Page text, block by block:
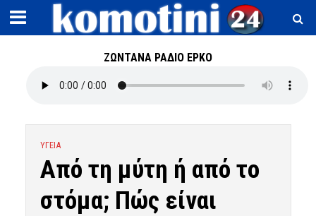
ΖΩΝΤΑΝΑ ΡΑΔΙΟ ΕΡΚΟ
ΥΓΕΙΑ
Aπό τη μύτη ή από το
στόμα; Πώς είναι